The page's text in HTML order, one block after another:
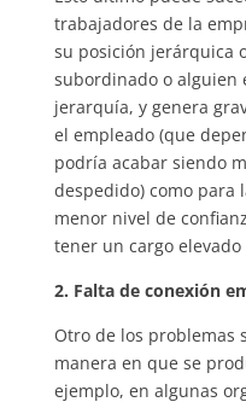
trabajadores de la
su posición jerárquica
subordinado o alguien
jerarquía, y genera
el empleado (que
podría acabar siendo
despedido) como para
menor nivel de
tener un cargo
2. Falta de conexión
Otro de los problemas
manera en que se
ejemplo, en algunas